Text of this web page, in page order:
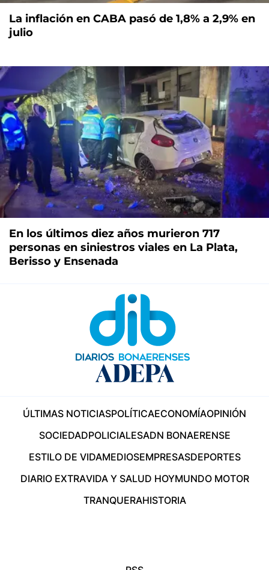
La inflación en CABA pasó de 1,8% a 2,9% en
julio
En los últimos diez años murieron 717
personas en siniestros viales en La Plata,
Berisso y Ensenada
ÚLTIMAS NOTICIASPOLÍTICAECONOMÍAOPINIÓN
SOCIEDADPOLICIALESADN BONAERENSE
ESTILO DE VIDAMEDIOSEMPRESASDEPORTES
DIARIO EXTRAVIDA Y SALUD HOYMUNDO MOTOR
TRANQUERAHISTORIA